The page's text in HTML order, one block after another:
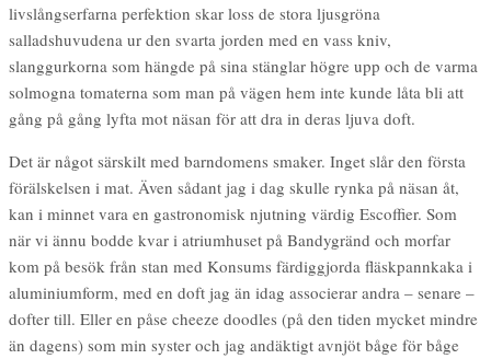
livslångserfarna perfektion skar loss de stora ljusgröna
salladshuvudena ur den svarta jorden med en vass kniv,
slanggurkorna som hängde på sina stänglar högre upp och de varma
solmogna tomaterna som man på vägen hem inte kunde låta bli att
gång på gång lyfta mot näsan för att dra in deras ljuva doft.
Det är något särskilt med barndomens smaker. Inget slår den första
förälskelsen i mat. Även sådant jag i dag skulle rynka på näsan åt,
kan i minnet vara en gastronomisk njutning värdig Escoffier. Som
när vi ännu bodde kvar i atriumhuset på Bandygränd och morfar
kom på besök från stan med Konsums färdiggjorda fläskpannkaka i
aluminiumform, med en doft jag än idag associerar andra – senare –
dofter till. Eller en påse cheeze doodles (på den tiden mycket mindre
än dagens) som min syster och jag andäktigt avnjöt båge för båge